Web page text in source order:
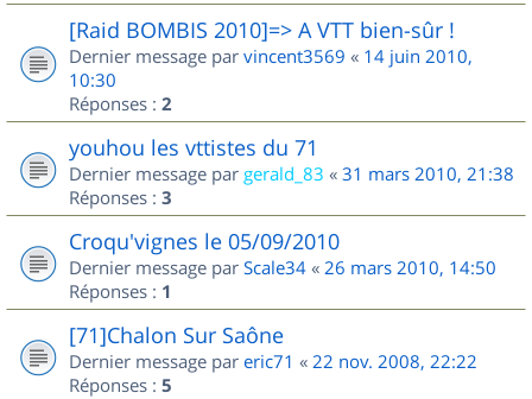
[Raid BOMBIS 2010]=> A VTT bien-sûr !
Dernier message par vincent3569 « 14 juin 2010,
10:30
Réponses : 2
youhou les vttistes du 71
Dernier message par gerald_83 « 31 mars 2010, 21:38
Réponses : 3
Croqu'vignes le 05/09/2010
Dernier message par Scale34 « 26 mars 2010, 14:50
Réponses : 1
[71]Chalon Sur Saône
Dernier message par eric71 « 22 nov. 2008, 22:22
Réponses : 5